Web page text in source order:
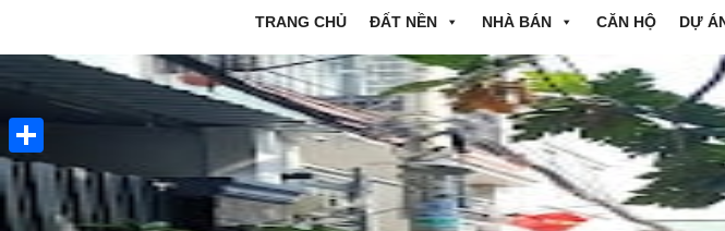
TRANG CHỦ ĐẤT NỀN NHÀ BÁN CĂN HỘ DỰ
Share